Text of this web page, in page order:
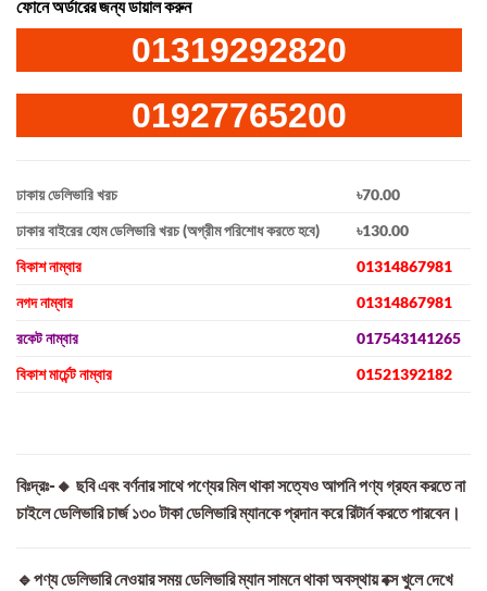
ফোনে অর্ডারের জন্য ডায়াল করুন
01319292820
01927765200
ঢাকায় ডেলিভারি খরচ
৳70.00
ঢাকার বাইরের হোম ডেলিভারি খরচ (অগ্রীম পরিশোধ করতে হবে)
৳130.00
বিকাশ নাম্বার
01314867981
নগদ নাম্বার
01314867981
রকেট নাম্বার
017543141265
বিকাশ মার্চেন্ট নাম্বার
01521392182
বিঃদ্রঃ-🔸 ছবি এবং বর্ণনার সাথে পণ্যের মিল থাকা সত্যেও আপনি পণ্য গ্রহন করতে না
চাইলে ডেলিভারি চার্জ ১৩০ টাকা ডেলিভারি ম্যানকে প্রদান করে রিটার্ন করতে পারবেন।
🔹পণ্য ডেলিভারি নেওয়ার সময় ডেলিভারি ম্যান সামনে থাকা অবস্থায় বক্স খুলে দেখে